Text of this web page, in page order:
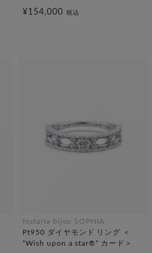
¥154,000 税込
festaria bijou SOPHIA
Pt950 ダイヤモンド リング ＜
“Wish upon a star®” カード＞